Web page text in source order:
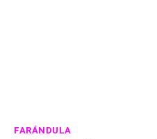
FARÁNDULA